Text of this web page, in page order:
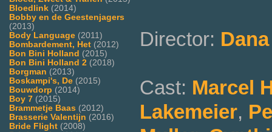
Bloedlink (2014)
Bobby en de Geestenjagers
(2013)
Body Language (2011)
Bombardement, Het (2012)
Bon Bini Holland (2015)
Bon Bini Holland 2 (2018)
Borgman (2013)
Boskampi's, De (2015)
Bouwdorp (2014)
Boy 7 (2015)
Brammetje Baas (2012)
Brasserie Valentijn (2016)
Bride Flight (2008)
Director:
Cast: Marcel
Lakemeier,